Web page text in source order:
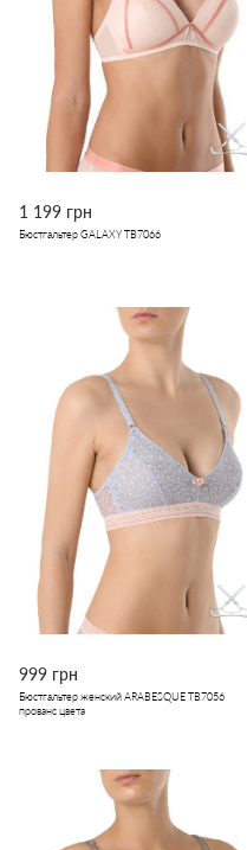
1 199 грн
Бюстгальтер GALAXY TB7066
999 грн
Бюстгальтер женский ARABESQUE TB7056
прованс цвета